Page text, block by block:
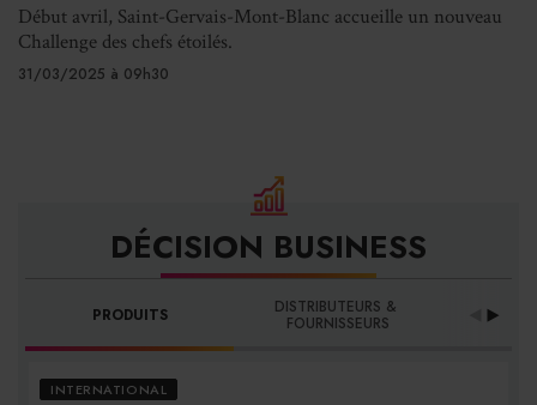
Début avril, Saint-Gervais-Mont-Blanc accueille un nouveau
Challenge des chefs étoilés.
31/03/2025 à 09h30
DÉCISION BUSINESS
PRODUITS DISTRIBUTEURS &
FOURNISSEURS
INTERNATIONAL